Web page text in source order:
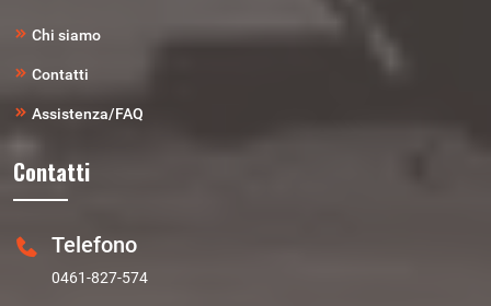
Chi siamo
Contatti
Assistenza/FAQ
Contatti
Telefono
0461-827-574